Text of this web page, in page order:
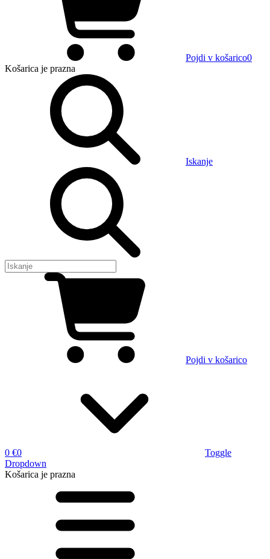
Pojdi v košarico0
Košarica je prazna
Iskanje
Pojdi v košarico
0 €0
Toggle
Dropdown
Košarica je prazna